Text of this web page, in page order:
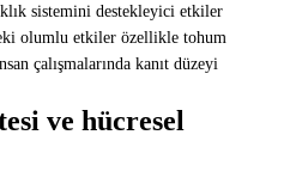
sistemini destekleyici etkiler
olumlu etkiler özellikle tohum
çalışmalarında kanıt düzeyi
ve hücresel